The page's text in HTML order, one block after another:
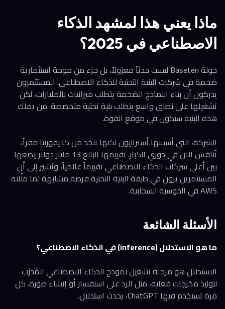
ماذا يعني هذا لمشهد الذكاء
الاصطناعي في 2025؟
جولة Baseten ليست حدثاً معزولاً، بل جزء من موجة استثمارية
ضخمة في شركات البنية التحتية للذكاء الاصطناعي. المستثمرون
يدركون أن بناء النماذج الضخمة يتطلب ميزانيات بالمليارات، لكن
تشغيلها على نطاق واسع يتطلب بنية تحتية متخصصة. من يملك
هذه البنية سيكون في موقع القوة.
الشركة، التي أسسها أستراليون لكنها تتخذ من كاليفورنيا مقراً،
تُنافس الآن في دوري الكبار. تقييمها البالغ 13 مليار دولار يضعها
بين أعلى شركات الذكاء الاصطناعي تقييماً عالمياً، ويُشير إلى أن
المستثمرين يرون في طبقة البنية التحتية فرصة مشابهة لما مثّلته
AWS في الحوسبة السحابية.
الأسئلة الشائعة
ما هو الاستدلال (inference) في الذكاء الاصطناعي؟
الاستدلال هو مرحلة تشغيل نموذج الذكاء الاصطناعي المُدرّب
لتوليد مخرجات فعلية، مثل الرد على استفسار أو إنشاء صورة. كل
مرة تستخدم فيها ChatGPT، يحدث استدلال.